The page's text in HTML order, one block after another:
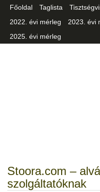
Főoldal Taglista
2022. évi mérleg
2023. évi
2025. évi mérleg
Stoora.com –
szolgáltatóknak